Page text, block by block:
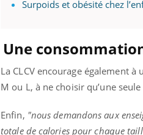
Surpoids et obésité chez
Une
La CLCV encourage également
M ou L, à ne choisir qu’une
Enfin, "nous demandons aux
totale de calories pour chaque